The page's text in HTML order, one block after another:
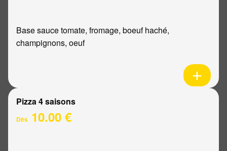
Base sauce tomate, fromage, boeuf haché,
champignons, oeuf
Pizza 4 saisons
Dès 10.00 €